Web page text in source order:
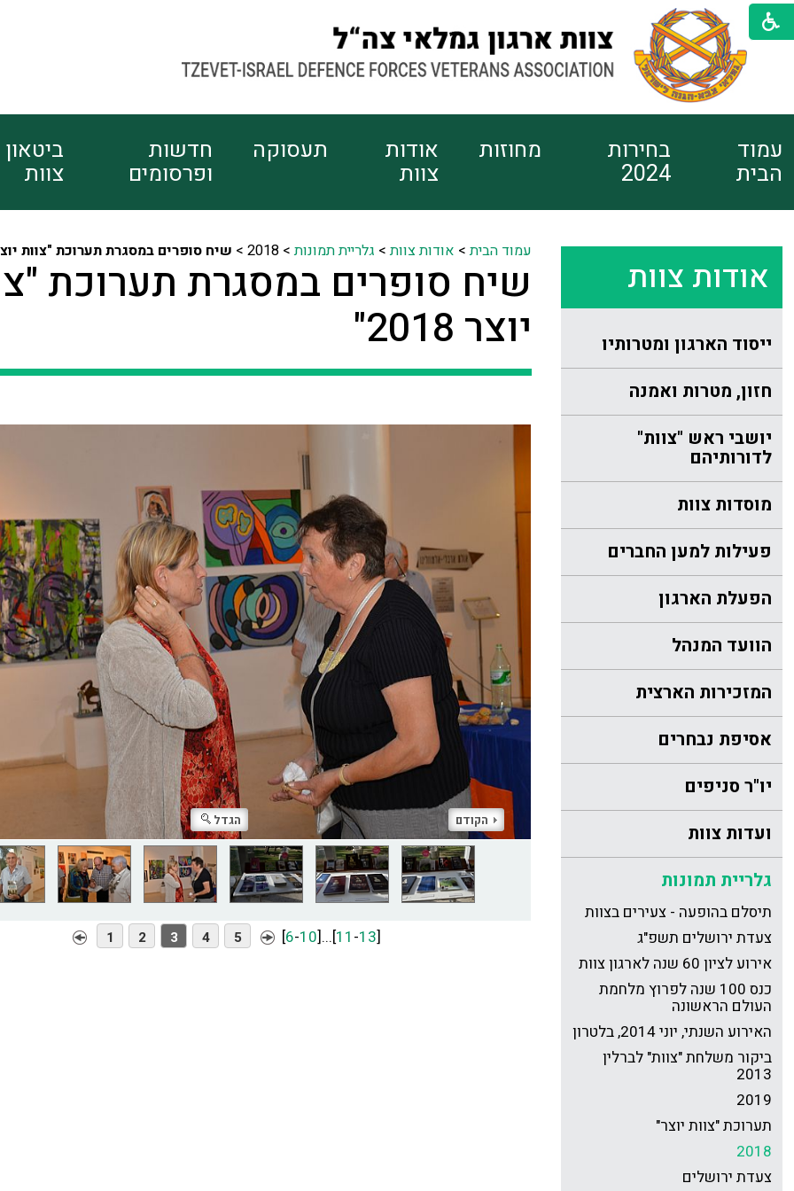
עמוד
הבית
בחירות
2024
מחוזות אודות
צוות
תעסוקה חדשות
ופרסומים
ביטאון
צוות
אודות צוות
ייסוד הארגון ומטרותיו
חזון, מטרות ואמנה
יושבי ראש "צוות"
לדורותיהם
מוסדות צוות
פעילות למען החברים
הפעלת הארגון
הוועד המנהל
המזכירות הארצית
אסיפת נבחרים
יו"ר סניפים
ועדות צוות
גלריית תמונות
תיסלם בהופעה - צעירים בצוות
צעדת ירושלים תשפ"ג
אירוע לציון 60 שנה לארגון צוות
כנס 100 שנה לפרוץ מלחמת
העולם הראשונה
האירוע השנתי, יוני 2014, בלטרון
ביקור משלחת "צוות" לברלין
2013
2019
תערוכת "צוות יוצר"
2018
צעדת ירושלים
עמוד הבית> אודות צוות> גלריית תמונות>
2018 > שיח סופרים במסגרת תערוכת "צוות יוצר
שיח סופרים במסגרת תערוכת
יוצר 2018"
הקודם הגדל
1 2 3 4 5 [6-10]...[11 -13]